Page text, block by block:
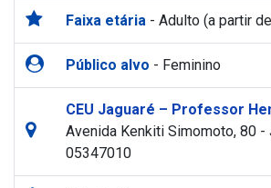
Faixa etária - Adulto (a partir
Público alvo - Feminino
CEU Jaguaré – Professor
Avenida Kenkiti Simomoto, 80 -
05347010